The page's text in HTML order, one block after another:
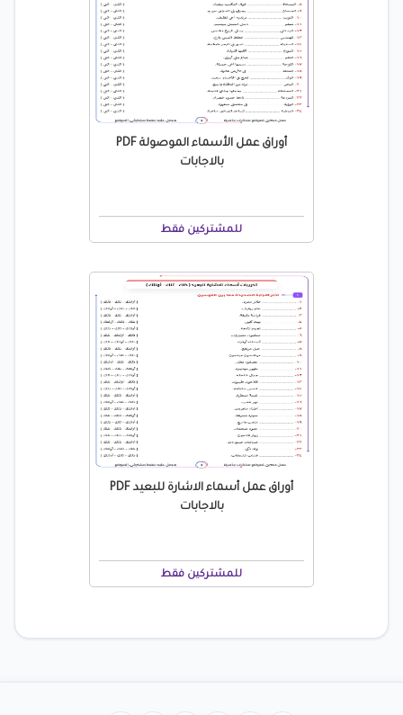
أوراق عمل الأسماء الموصولة PDF
بالاجابات
للمشتركين فقط
أوراق عمل أسماء الاشارة للبعيد PDF
بالاجابات
للمشتركين فقط